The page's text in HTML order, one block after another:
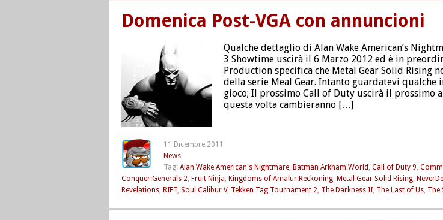
Domenica Post-VGA con annuncioni
Qualche dettaglio di Alan Wake American’s
3 Showtime uscirà il 6 Marzo 2012 ed è in
Production specifica che Metal Gear Solid Rising
della serie Meal Gear. Intanto guardatevi qualche
gioco; Il prossimo Call of Duty uscirà il prossimo
questa volta cambieranno […]
11 Dicembre 2011
News
Tag: Alan Wake American's Nightmare, Batman Arkham World , Call of Duty 9,
Conquer:Generals 2, Fruit Ninja, Kingdoms of Amalur:Reckoning, Metal Gear Solid Rising,
Revelations, RIFT, Soul Calibur V, Tekken Tag Tournament 2, The Darkness II, The Last of Us, The